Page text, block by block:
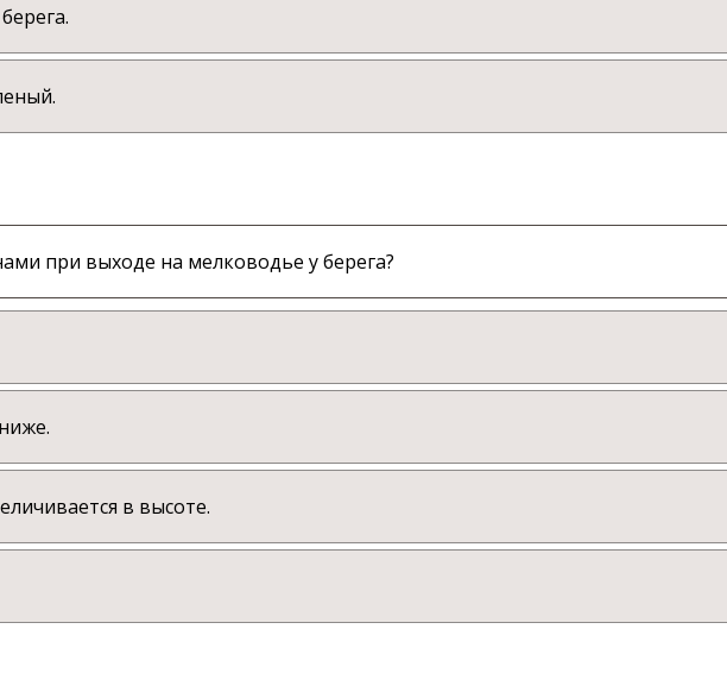
при выходе на мелководье у берега?
в высоте.